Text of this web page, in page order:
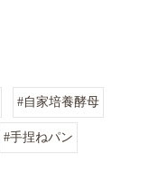
#自家培養酵母
#手捏ねパン